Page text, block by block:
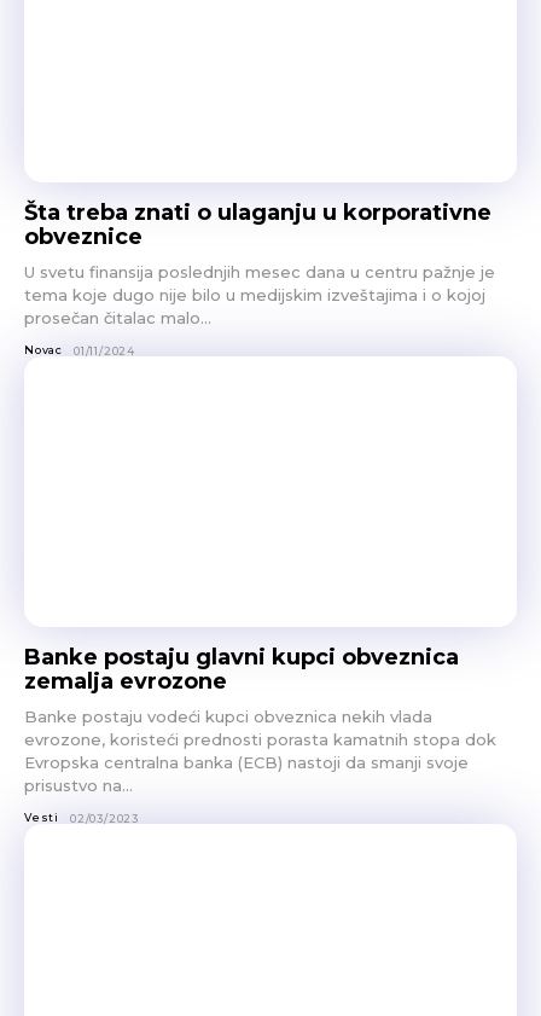
Šta treba znati o ulaganju u korporativne
obveznice
U svetu finansija poslednjih mesec dana u centru pažnje je
tema koje dugo nije bilo u medijskim izveštajima i o kojoj
prosečan čitalac malo...
Novac 01/11/2024
Banke postaju glavni kupci obveznica
zemalja evrozone
Banke postaju vodeći kupci obveznica nekih vlada
evrozone, koristeći prednosti porasta kamatnih stopa dok
Evropska centralna banka (ECB) nastoji da smanji svoje
prisustvo na...
Vesti 02/03/2023